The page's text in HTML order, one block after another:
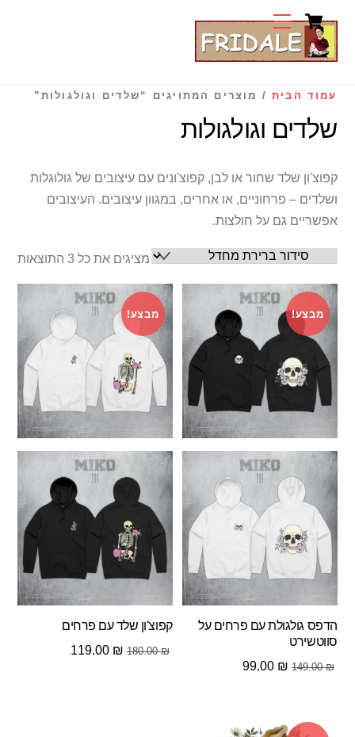
content
MenuCart
עמוד הבית / מוצרים המתויגים “שלדים וגולגולות”
שלדים וגולגולות
קפוצ'ון שלד שחור או לבן, קפוצ'ונים עם עיצובים של גולוגלות
ושלדים – פרחוניים, או אחרים, במגוון עיצובים. העיצובים
אפשריים גם על חולצות.
מציגים את כל ⁦3⁩ התוצאות
מבצע!
הדפס גולגולת עם פרחים על
סווטשירט
149.00₪
המחיר
149.00 ₪.
99.00 ₪
המחיר
99.00 ₪.
מבצע!
קפוצ'ון שלד עם פרחים
180.00₪
המחיר
119.00 ₪